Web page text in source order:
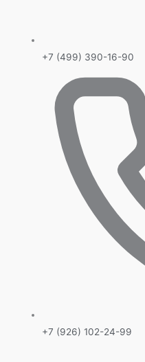
+7 (499) 390-16-90
+7 (926) 102-24-99